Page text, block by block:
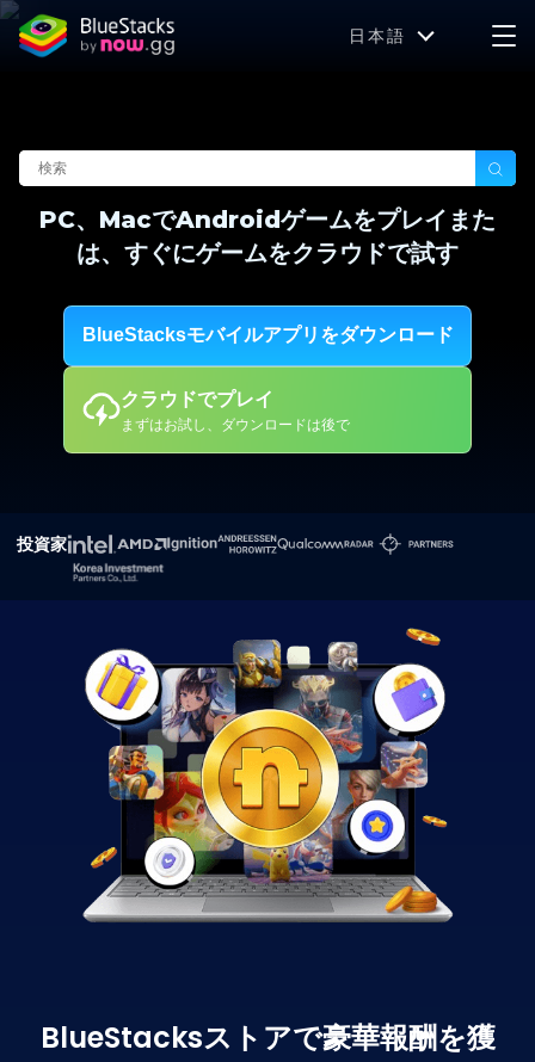
日本語
PC、MacでAndroidゲームをプレイまた
は、すぐにゲームをクラウドで試す
BlueStacksモバイルアプリをダウンロード
クラウドでプレイ
まずはお試し、ダウンロードは後で
投資家
BlueStacksストアで豪華報酬を獲